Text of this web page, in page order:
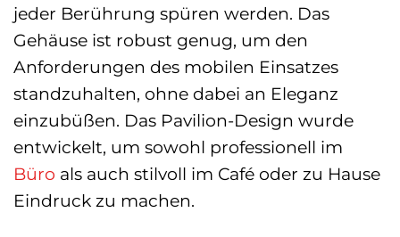
jeder Berührung spüren werden. Das
Gehäuse ist robust genug, um den
Anforderungen des mobilen Einsatzes
standzuhalten, ohne dabei an Eleganz
einzubüßen. Das Pavilion-Design wurde
entwickelt, um sowohl professionell im
Büro als auch stilvoll im Café oder zu Hause
Eindruck zu machen.